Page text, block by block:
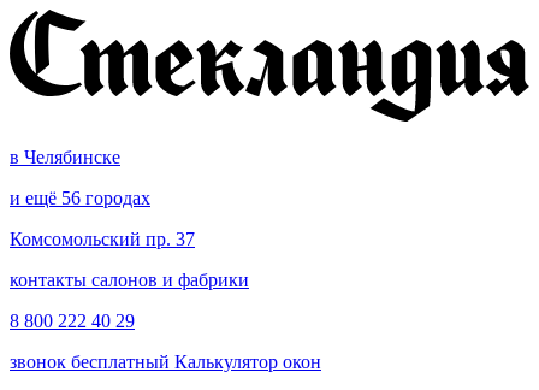
в Челябинске
и ещё 56 городах
Комсомольский пр. 37
контакты салонов и фабрики
8 800 222 40 29
звонок бесплатный Калькулятор окон